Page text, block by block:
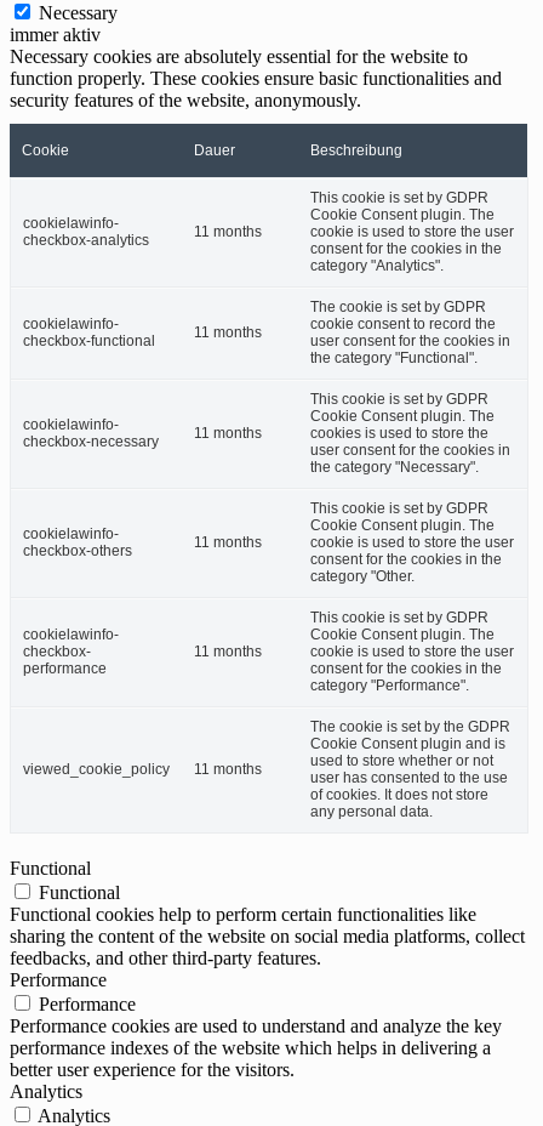
Necessary
immer aktiv
Necessary cookies are absolutely essential for the website to
function properly. These cookies ensure basic functionalities and
security features of the website, anonymously.
Cookie Dauer Beschreibung
cookielawinfo-
checkbox-analytics
11 months
This cookie is set by GDPR
Cookie Consent plugin. The
cookie is used to store the user
consent for the cookies in the
category "Analytics".
cookielawinfo-
checkbox-functional
11 months
The cookie is set by GDPR
cookie consent to record the
user consent for the cookies in
the category "Functional".
cookielawinfo-
checkbox-necessary
11 months
This cookie is set by GDPR
Cookie Consent plugin. The
cookies is used to store the
user consent for the cookies in
the category "Necessary".
cookielawinfo-
checkbox-others
11 months
This cookie is set by GDPR
Cookie Consent plugin. The
cookie is used to store the user
consent for the cookies in the
category "Other.
cookielawinfo-
checkbox-
performance
11 months
This cookie is set by GDPR
Cookie Consent plugin. The
cookie is used to store the user
consent for the cookies in the
category "Performance".
viewed_cookie_policy 11 months
The cookie is set by the GDPR
Cookie Consent plugin and is
used to store whether or not
user has consented to the use
of cookies. It does not store
any personal data.
Functional
Functional
Functional cookies help to perform certain functionalities like
sharing the content of the website on social media platforms, collect
feedbacks, and other third-party features.
Performance
Performance
Performance cookies are used to understand and analyze the key
performance indexes of the website which helps in delivering a
better user experience for the visitors.
Analytics
Analytics